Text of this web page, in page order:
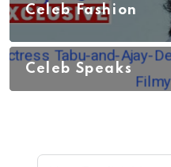
Celeb Fashion
Celeb Speaks